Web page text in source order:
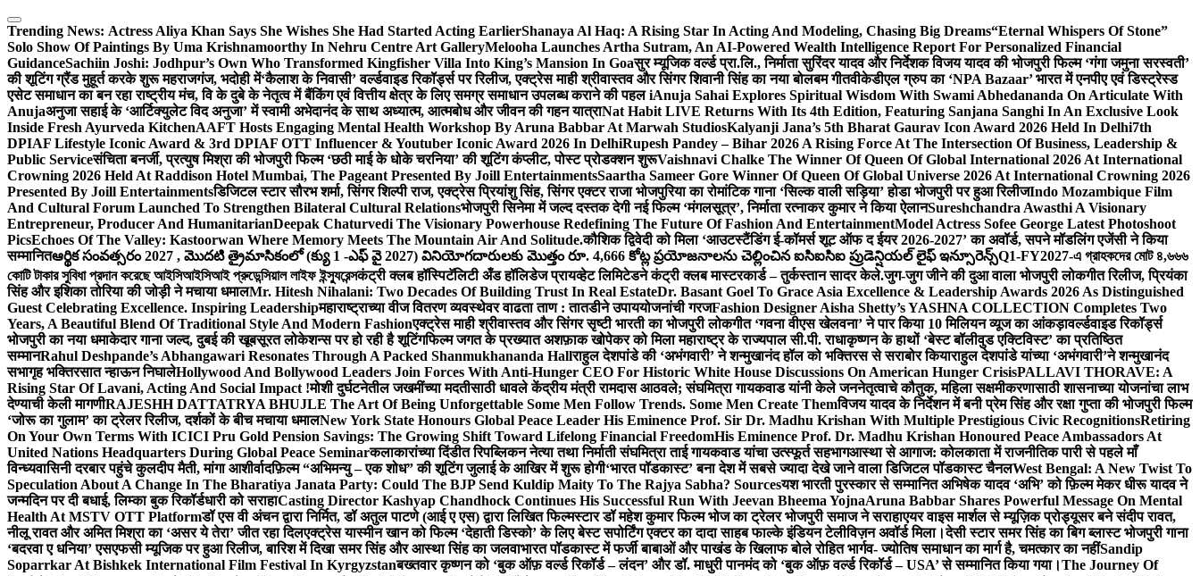
Skip
to
content
Trending News: Actress Aliya Khan Says She Wishes She Had Started Acting EarlierShanaya Al Haq: A Rising Star In Acting And Modeling, Chasing Big Dreams“Eternal Whispers Of Stone”
Solo Show Of Paintings By Uma Krishnamoorthy In Nehru Centre Art GalleryMelooha Launches Artha Sutram, An AI-Powered Wealth Intelligence Report For Personalized Financial
GuidanceSachiin Joshi: Jodhpur’s Own Who Transformed Kingfisher Villa Into King’s Mansion In Goaसुर म्यूजिक वर्ल्ड प्रा.लि., निर्माता सुरिंदर यादव और निर्देशक विजय यादव की भोजपुरी फिल्म ‘गंगा जमुना सरस्वती’
की शूटिंग ग्रैंड मुहूर्त करके शुरू महराजगंज, भदोही में‘कैलाश के निवासी’ वर्ल्डवाइड रिकॉर्ड्स पर रिलीज, एक्ट्रेस माही श्रीवास्तव और सिंगर शिवानी सिंह का नया बोलबम गीतवीकेडीएल ग्रुप का ‘NPA Bazaar’ भारत में एनपीए एवं डिस्ट्रेस्ड
एसेट समाधान का बन रहा राष्ट्रीय मंच, वि के दुबे के नेतृत्व में बैंकिंग एवं वित्तीय क्षेत्र के लिए समग्र समाधान उपलब्ध कराने की पहल iAnuja Sahai Explores Spiritual Wisdom With Swami Abhedananda On Articulate With
Anujaअनुजा सहाई के ‘आर्टिक्युलेट विद अनुजा’ में स्वामी अभेदानंद के साथ अध्यात्म, आत्मबोध और जीवन की गहन यात्राNat Habit LIVE Returns With Its 4th Edition, Featuring Sanjana Sanghi In An Exclusive Look
Inside Fresh Ayurveda KitchenAAFT Hosts Engaging Mental Health Workshop By Aruna Babbar At Marwah StudiosKalyanji Jana’s 5th Bharat Gaurav Icon Award 2026 Held In Delhi7th
DPIAF Lifestyle Iconic Award & 3rd DPIAF OTT Influencer & Youtuber Iconic Award 2026 In DelhiRupesh Pandey – Bihar 2026 A Rising Force At The Intersection Of Business, Leadership &
Public Serviceसंचिता बनर्जी, प्रत्युष मिश्रा की भोजपुरी फिल्म ‘छठी माई के धोके चरनिया’ की शूटिंग कंप्लीट, पोस्ट प्रोडक्शन शुरूVaishnavi Chalke The Winner Of Queen Of Global International 2026 At International
Crowning 2026 Held At Raddison Hotel Mumbai, The Pageant Presented By Joill EntertainmentsSaartha Sameer Gore Winner Of Queen Of Global Universe 2026 At International Crowning 2026
Presented By Joill Entertainmentsडिजिटल स्टार सौरभ शर्मा, सिंगर शिल्पी राज, एक्ट्रेस प्रियांशु सिंह, सिंगर एक्टर राजा भोजपुरिया का रोमांटिक गाना ‘सिल्क वाली सड़िया’ होडा भोजपुरी पर हुआ रिलीजIndo Mozambique Film
And Cultural Forum Launched To Strengthen Bilateral Cultural Relationsभोजपुरी सिनेमा में जल्द दस्तक देगी नई फिल्म ‘मंगलसूत्र’, निर्माता रत्नाकर कुमार ने किया ऐलानSureshchandra Awasthi A Visionary
Entrepreneur, Producer And HumanitarianDeepak Chaturvedi The Visionary Powerhouse Redefining The Future Of Fashion And EntertainmentModel Actress Sofee George Latest Photoshoot
PicsEchoes Of The Valley: Kastoorwan Where Memory Meets The Mountain Air And Solitude.कौशिक द्विवेदी को मिला ‘आउटस्टैंडिंग ई-कॉमर्स शूट ऑफ द ईयर 2026-2027’ का अवॉर्ड, सपने मॉडलिंग एजेंसी ने किया
सम्मानितఆర్థిక సంవత్సరం 2027 , మొదటి త్రైమాసికంలో (క్యు 1 -ఎఫ్ వై 2027) వినియోగదారులకు మొత్తం రూ. 4,666 కోట్ల ప్రయోజనాలను చెల్లించిన ఐసిఐసిఐ ప్రుడెన్షియల్ లైఫ్ ఇన్సూరెన్స్Q1-FY2027-এ গ্রাহকদের মোট ৪,৬৬৬
কোটি টাকার সুবিধা প্রদান করেছে আইসিআইসিআই প্রুডেন্সিয়াল লাইফ ইন্স্যুরেন্সकंट्री क्लब हॉस्पिटॅलिटी अँड हॉलिडेज प्रायव्हेट लिमिटेडने कंट्री क्लब मास्टरकार्ड – तुर्कस्तान सादर केले.जुग-जुग जीने की दुआ वाला भोजपुरी लोकगीत रिलीज, प्रियंका
सिंह और इशिका तोरिया की जोड़ी ने मचाया धमालMr. Hitesh Nihalani: Two Decades Of Building Trust In Real EstateDr. Basant Goel To Grace Asia Excellence & Leadership Awards 2026 As Distinguished
Guest Celebrating Excellence. Inspiring Leadershipमहाराष्ट्राच्या वीज वितरण व्यवस्थेवर वाढता ताण : तातडीने उपाययोजनांची गरजFashion Designer Aisha Shetty’s YASHNA COLLECTION Completes Two
Years, A Beautiful Blend Of Traditional Style And Modern Fashionएक्ट्रेस माही श्रीवास्तव और सिंगर सृष्टी भारती का भोजपुरी लोकगीत ‘गवना वीएस खेलवना’ ने पार किया 10 मिलियन व्यूज का आंकड़ावर्ल्डवाइड रिकॉर्ड्स
भोजपुरी का नया धमाकेदार गाना जल्द, दुबई की खूबसूरत लोकेशन्स पर हो रही है शूटिंगफिल्म जगत के प्रख्यात अशफ़ाक खोपेकर को मिला महाराष्ट्र के राज्यपाल सी.पी. राधाकृष्णन के हाथों ‘बेस्ट बॉलीवुड एक्टिविस्ट’ का प्रतिष्ठित
सम्मानRahul Deshpande’s Abhangawari Resonates Through A Packed Shanmukhananda Hallराहुल देशपांडे की ‘अभंगवारी’ ने शन्मुखानंद हॉल को भक्तिरस से सराबोर कियाराहुल देशपांडे यांच्या ‘अभंगवारी’ने शन्मुखानंद
सभागृह भक्तिरसात न्हाऊन निघालेHollywood And Bollywood Leaders Join Forces With Anti-Hunger CEO For Historic White House Discussions On American Hunger CrisisPALLAVI THORAVE: A
Rising Star Of Lavani, Acting And Social Impact !मोशी दुर्घटनेतील जखमींच्या मदतीसाठी धावले केंद्रीय मंत्री रामदास आठवले; संघमित्रा गायकवाड यांनी केले जननेतृत्वाचे कौतुक, महिला सक्षमीकरणासाठी शासनाच्या योजनांचा लाभ
देण्याची केली मागणीRAJESHH DATTATRYA BHUJLE The Art Of Being Unforgettable Some Men Follow Trends. Some Men Create Themविजय यादव के निर्देशन में बनी प्रेम सिंह और रक्षा गुप्ता की भोजपुरी फिल्म
‘जोरू का गुलाम’ का ट्रेलर रिलीज, दर्शकों के बीच मचाया धमालNew York State Honours Global Peace Leader His Eminence Prof. Sir Dr. Madhu Krishan With Multiple Prestigious Civic RecognitionsRetiring
On Your Own Terms With ICICI Pru Gold Pension Savings: The Growing Shift Toward Lifelong Financial FreedomHis Eminence Prof. Dr. Madhu Krishan Honoured Peace Ambassadors At
United Nations Headquarters During Global Peace Seminarकलाकारांच्या दिंडीत रिपब्लिकन नेत्या तथा निर्माती संघमित्रा ताई गायकवाड यांचा उत्स्फूर्त सहभागआस्था से आगाज: कोलकाता में राजनीतिक पारी से पहले माँ
विन्ध्यवासिनी दरबार पहुंचे कुलदीप मैती, मांगा आशीर्वादफ़िल्म “अभिमन्यु – एक शोध” की शूटिंग जुलाई के आखिर में शुरू होगी‘भारत पॉडकास्ट’ बना देश में सबसे ज्यादा देखे जाने वाला डिजिटल पॉडकास्ट चैनलWest Bengal: A New Twist To
Speculation About A Change In The Bharatiya Janata Party: Could The BJP Send Kuldip Maity To The Rajya Sabha? Sourcesयश भारती पुरस्कार से सम्मानित अभिषेक यादव ‘अभि’ को फ़िल्म मेकर धीरू यादव ने
जन्मदिन पर दी बधाई, लिम्का बुक रिकॉर्डधारी को सराहाCasting Director Kashyap Chandhock Continues His Successful Run With Jeevan Bheema YojnaAruna Babbar Shares Powerful Message On Mental
Health At MSTV OTT Platformडॉ एस वी अंचन द्वारा निर्मित, डॉ अतुल पाटणे (आई ए एस) द्वारा लिखित फिल्मस्टार डॉ महेश कुमार फिल्म भोज का ट्रेलर भोजपुरी समाज ने सराहाएयर वाइस मार्शल से म्यूज़िक प्रोड्यूसर बने संदीप रावत,
नीलू रावत और अमित मिश्रा का ‘असर ये तेरा’ जीत रहा दिलएक्ट्रेस यास्मीन खान को फिल्म ‘देहाती डिस्को’ के लिए बेस्ट सपोर्टिंग एक्टर का दादा साहब फाल्के इंडियन टेलीविज़न अवॉर्ड मिला।देसी स्टार समर सिंह का बिग ब्लास्ट भोजपुरी गाना
‘बदरवा ए धनिया’ एसएफसी म्यूजिक पर हुआ रिलीज, बारिश में दिखा समर सिंह और आस्था सिंह का जलवाभारत पॉडकास्ट में फर्जी बाबाओं और पाखंड के खिलाफ बोले रोहित भार्गव- ज्योतिष समाधान का मार्ग है, चमत्कार का नहींSandip
Soparrkar At Bishkek International Film Festival In Kyrgyzstanबख्तवार कृष्णन को ‘बुक ऑफ़ वर्ल्ड रिकॉर्ड – लंदन’ और डॉ. माधुरी पानमंद को ‘बुक ऑफ़ वर्ल्ड रिकॉर्ड – USA’ से सम्मानित किया गया।The Journey Of